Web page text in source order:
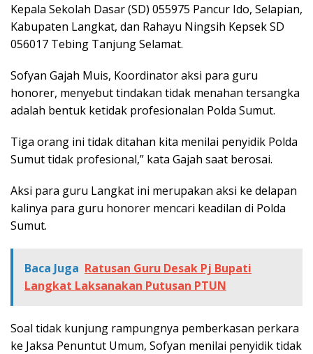
Kepala Sekolah Dasar (SD) 055975 Pancur Ido, Selapian,
Kabupaten Langkat, dan Rahayu Ningsih Kepsek SD
056017 Tebing Tanjung Selamat.
Sofyan Gajah Muis, Koordinator aksi para guru
honorer, menyebut tindakan tidak menahan tersangka
adalah bentuk ketidak profesionalan Polda Sumut.
Tiga orang ini tidak ditahan kita menilai penyidik Polda
Sumut tidak profesional,” kata Gajah saat berosai.
Aksi para guru Langkat ini merupakan aksi ke delapan
kalinya para guru honorer mencari keadilan di Polda
Sumut.
Baca Juga Ratusan Guru Desak Pj Bupati
Langkat Laksanakan Putusan PTUN
Soal tidak kunjung rampungnya pemberkasan perkara
ke Jaksa Penuntut Umum, Sofyan menilai penyidik tidak